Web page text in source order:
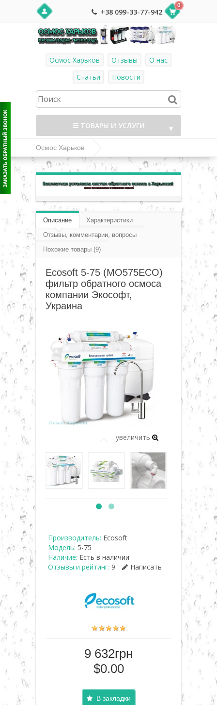
+38 099-33-77-942
0
Осмос Харьков Отзывы
О нас
Статьи
Новости
ТОВАРЫ И УСЛУГИ ▼
Осмос Харьков
Бытовые системы обратного осмоса
Ecosoft осмос Ecosoft 5-75 (MO575ECO)
система обратного осмоса
Описание
Характеристики
Отзывы, комментарии, вопросы
Похожие товары (9)
Ecosoft 5-75 (MO575ECO)
фильтр обратного осмоса
компании Экософт,
Украина
увеличить
Производитель: Ecosoft
Модель: 5-75
Наличие: Есть в наличии
Отзывы и рейтинг: 9 Написать
9 632грн
$0.00
В закладки